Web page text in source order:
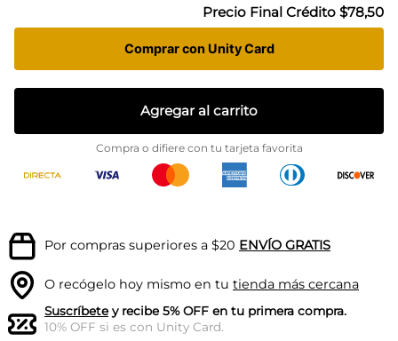
Precio Final Crédito $78,50
Comprar con Unity Card
Agregar al carrito
Compra o difiere con tu tarjeta favorita
Por compras superiores a $20 ENVÍO GRATIS
O recógelo hoy mismo en tu tienda más cercana
Suscríbetey recibe 5% OFF en tu primera compra.
10% OFF si es con Unity Card.